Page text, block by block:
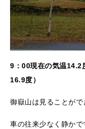
9：00現在の気温
16.9度）
御嶽山は見ることがで
車の往来少なく静かで